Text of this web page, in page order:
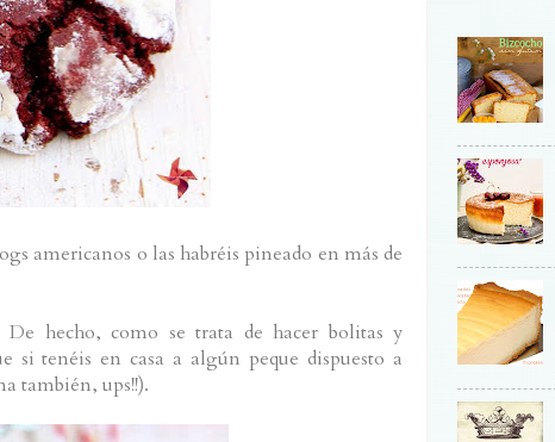
americanos o las habréis pineado en más de
hecho, como se trata de hacer bolitas y
si tenéis en casa a algún peque dispuesto a
también, ups!!).